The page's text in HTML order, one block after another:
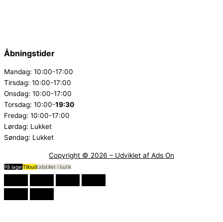
Åbningstider
Mandag: 10:00-17:00
Tirsdag: 10:00-17:00
Onsdag: 10:00-17:00
Torsdag: 10:00-19:30
Fredag: 10:00-17:00
Lørdag: Lukket
Søndag: Lukket
Copyright © 2026 – Udviklet af Ads On
På lagerTilbudUdstillet i butik